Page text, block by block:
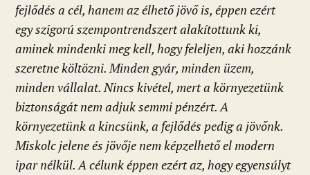
fejlődés a cél, hanem az élhető jövő is, éppen ezért
egy szigorú szempontrendszert alakítottunk ki,
aminek mindenki meg kell, hogy feleljen, aki hozzánk
szeretne költözni. Minden gyár, minden üzem,
minden vállalat. Nincs kivétel, mert a környezetünk
biztonságát nem adjuk semmi pénzért. A
környezetünk a kincsünk, a fejlődés pedig a jövőnk.
Miskolc jelene és jövője nem képzelhető el modern
ipar nélkül. A célunk éppen ezért az, hogy egyensúlyt